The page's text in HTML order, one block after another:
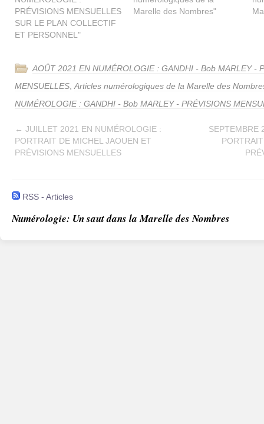
PRÉVISIONS MENSUELLES
SUR LE PLAN COLLECTIF
ET PERSONNEL"
Marelle des Nombres"
AOÛT 2021 EN NUMÉROLOGIE : GANDHI - Bob MARLEY -
MENSUELLES Articles numérologiques de la Marelle des
NUMÉROLOGIE : GANDHI - Bob MARLEY - PRÉVISIONS
← JUILLET 2021 EN NUMÉROLOGIE :
PORTRAIT DE MICHEL JAOUEN ET
PRÉVISIONS MENSUELLES
SEPTEMBRE
RSS - Articles
Numérologie: Un saut dans la Marelle des Nombres